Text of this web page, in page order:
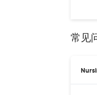
常见